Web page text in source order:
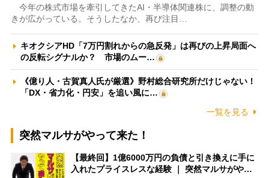
今年の株式市場を牽引してきたAI・半導体関連株に、調整の動
きが広がっている。そうしたなか、再び注目…
キオクシアHD「7万円割れからの急反発」は再びの上昇局面へ
の反転シグナルか？ 市場のムー…
《億り人・古賀真人氏が厳選》野村総合研究所だけじゃない！
「DX・省力化・円安」を追い風に…
一覧を見る
突然マルサがやって来た！
【最終回】1億6000万円の負債と引き換えに手に
入れたプライスレスな経験 ｜ 突然マルサがや…